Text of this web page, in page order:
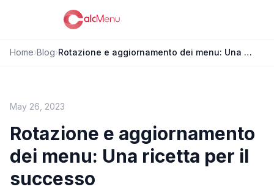
Home›Blog› Rotazione e aggiornamento dei menu: Una ricetta per il successo
May 26, 2023
Rotazione e aggiornamento
dei menu: Una ricetta per il
successo